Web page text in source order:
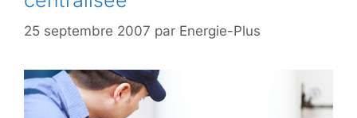
25 septembre 2007 par Energie-Plus